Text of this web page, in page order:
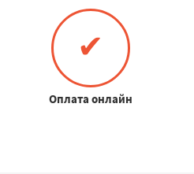
✔
Оплата онлайн